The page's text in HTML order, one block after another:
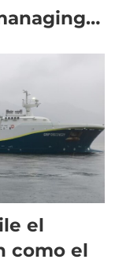
el
como el